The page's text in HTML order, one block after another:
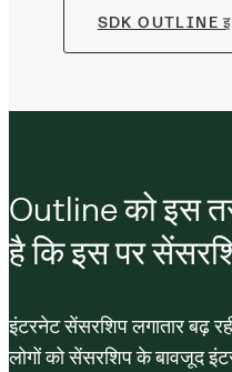
SDK OUTLINE
Outline को इस
है कि इस पर
इंटरनेट सेंसरशिप लगातार बढ़
लोगों को सेंसरशिप के बावजूद